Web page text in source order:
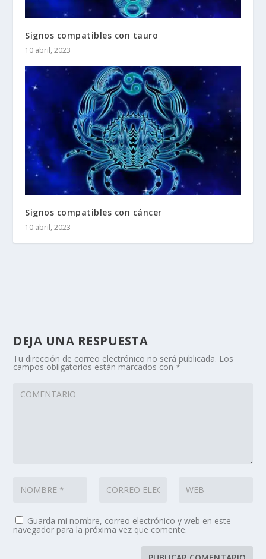
Signos compatibles con tauro
10 abril, 2023
Signos compatibles con cáncer
10 abril, 2023
DEJA UNA RESPUESTA
Tu dirección de correo electrónico no será publicada. Los
campos obligatorios están marcados con*
Guarda mi nombre, correo electrónico y web en este
navegador para la próxima vez que comente.